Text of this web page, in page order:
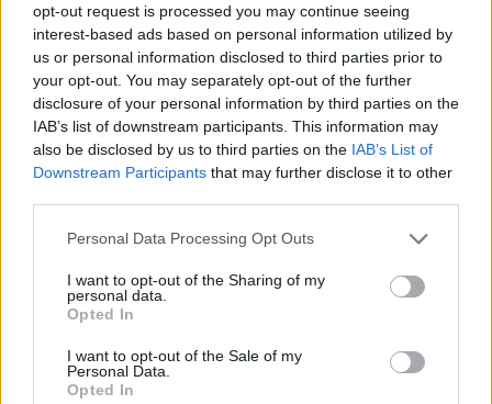
opt-out request is processed you may continue seeing
interest-based ads based on personal information utilized by
us or personal information disclosed to third parties prior to
your opt-out. You may separately opt-out of the further
disclosure of your personal information by third parties on the
IAB’s list of downstream participants. This information may
also be disclosed by us to third parties on the IAB’s List of
Downstream Participants that may further disclose it to other
Personal Data Processing Opt Outs
I want to opt-out of the Sharing of my
personal data.
Opted In
I want to opt-out of the Sale of my
Personal Data.
Opted In
Partager le fichier 3
TRANSFORMATIONS Espace
prod Révisions.pptx sur le Web
et les réseaux sociaux:
Télécharger le fichier 3 TRANSF